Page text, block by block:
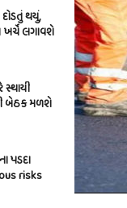
થયું,
ખર્ચે લગાવશે
સ્થાયી
બેઠક મળશે
પડદા
risks